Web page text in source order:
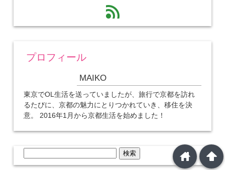
feed
プロフィール
MAIKO
東京でOL生活を送っていましたが、旅行で京都を訪れ
るたびに、京都の魅力にとりつかれていき、移住を決
意。 2016年1月から京都生活を始めました！
索:
arrowup
home